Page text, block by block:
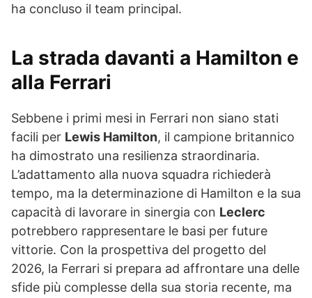
ha concluso il team principal.
La strada davanti a Hamilton e
alla Ferrari
Sebbene i primi mesi in Ferrari non siano stati
facili per Lewis Hamilton, il campione britannico
ha dimostrato una resilienza straordinaria.
L’adattamento alla nuova squadra richiederà
tempo, ma la determinazione di Hamilton e la sua
capacità di lavorare in sinergia con Leclerc
potrebbero rappresentare le basi per future
vittorie. Con la prospettiva del progetto del
2026, la Ferrari si prepara ad affrontare una delle
sfide più complesse della sua storia recente, ma